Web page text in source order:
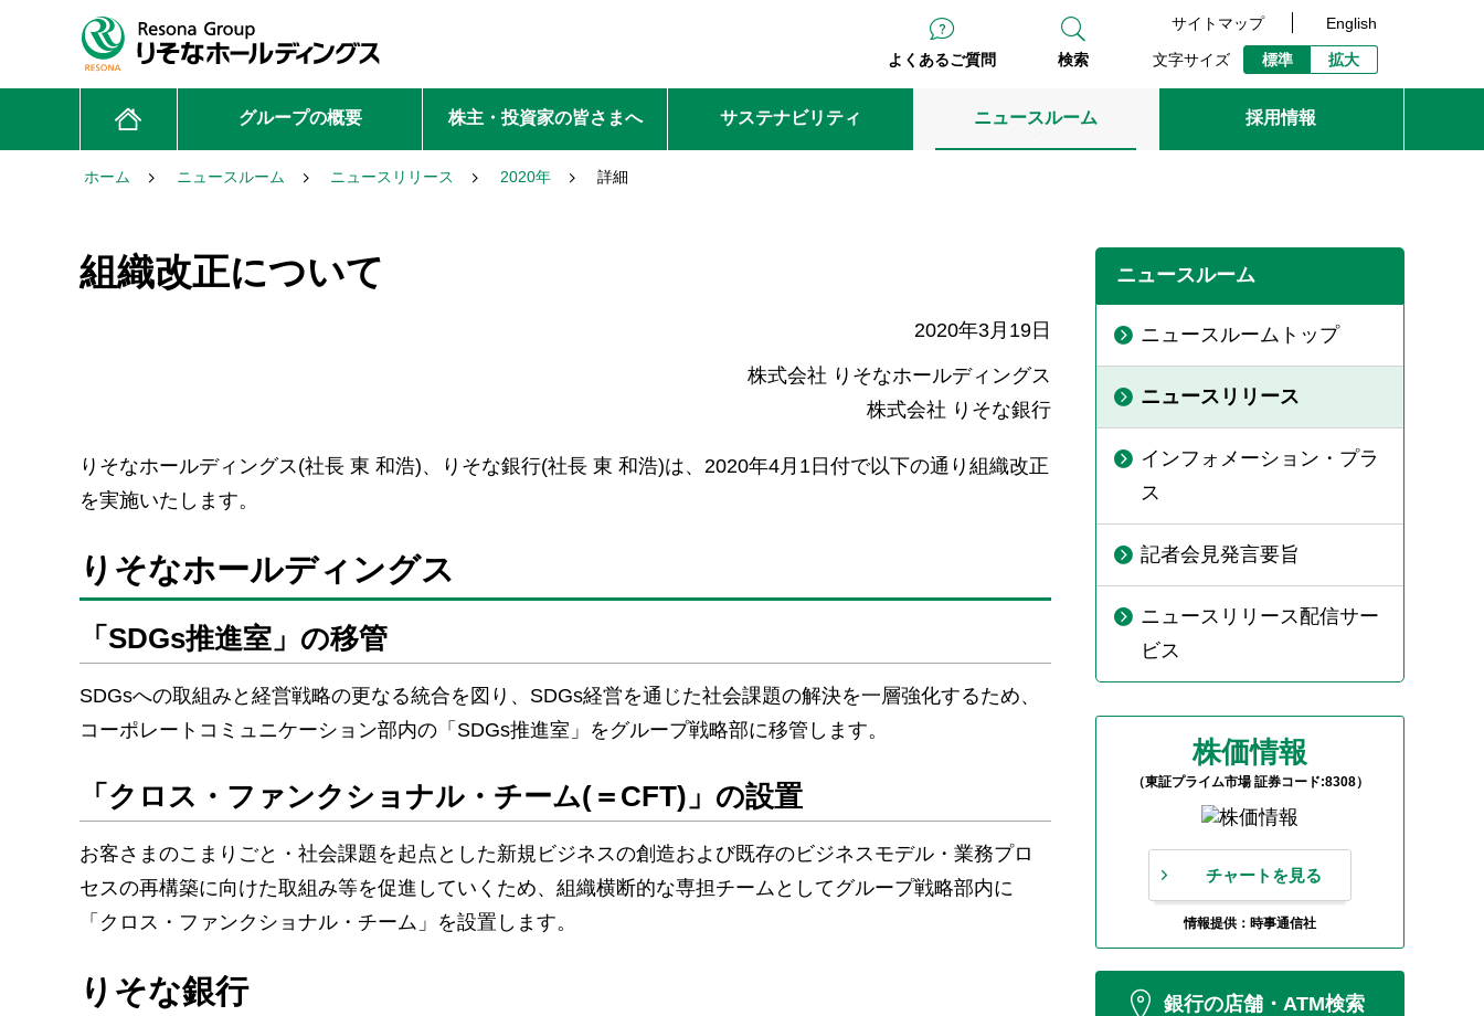
よくあるご質問 検索
サイトマップ English
文字サイズ 標準 拡大
グループの概要 株主・投資家の皆さまへ サステナビリティ ニュースルーム 採用情報
ホーム ニュースルーム ニュースリリース 2020年 詳細
組織改正について
2020年3月19日
株式会社 りそなホールディングス
株式会社 りそな銀行
りそなホールディングス(社長 東 和浩)、りそな銀行(社長 東 和浩)は、2020年4月1日付で以下の通り組織改正
を実施いたします。
りそなホールディングス
「SDGs推進室」の移管
SDGsへの取組みと経営戦略の更なる統合を図り、SDGs経営を通じた社会課題の解決を一層強化するため、
コーポレートコミュニケーション部内の「SDGs推進室」をグループ戦略部に移管します。
「クロス・ファンクショナル・チーム(＝CFT)」の設置
お客さまのこまりごと・社会課題を起点とした新規ビジネスの創造および既存のビジネスモデル・業務プロ
セスの再構築に向けた取組み等を促進していくため、組織横断的な専担チームとしてグループ戦略部内に
「クロス・ファンクショナル・チーム」を設置します。
りそな銀行
ニュースルーム
ニュースルームトップ
ニュースリリース
インフォメーション・プラ
ス
記者会見発言要旨
ニュースリリース配信サー
ビス
株価情報
（東証プライム市場 証券コード:8308）
チャートを見る
情報提供：時事通信社
銀行の店舗・ATM検索